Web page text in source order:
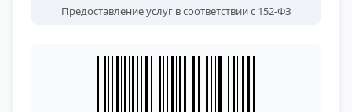
Предоставление услуг в соответствии с 152-ФЗ